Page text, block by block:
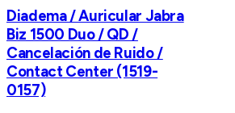
Diadema / Auricular Jabra
Biz 1500 Duo / QD /
Cancelación de Ruido /
Contact Center (1519-
0157)